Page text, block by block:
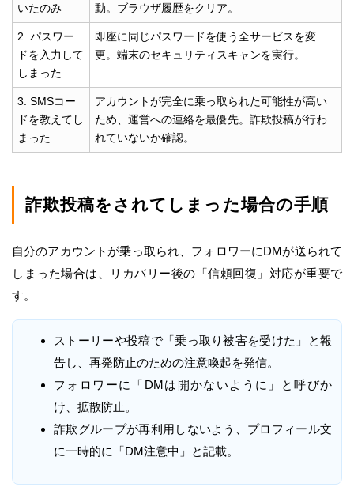
いたのみ
動。ブラウザ履歴をクリア。
2. パスワー
ドを入力して
しまった
即座に同じパスワードを使う全サービスを変
更。端末のセキュリティスキャンを実行。
3. SMSコー
ドを教えてし
まった
アカウントが完全に乗っ取られた可能性が高い
ため、運営への連絡を最優先。詐欺投稿が行わ
れていないか確認。
詐欺投稿をされてしまった場合の手順
自分のアカウントが乗っ取られ、フォロワーにDMが送られて
しまった場合は、リカバリー後の「信頼回復」対応が重要で
す。
ストーリーや投稿で「乗っ取り被害を受けた」と報
告し、再発防止のための注意喚起を発信。
フォロワーに「DMは開かないように」と呼びか
け、拡散防止。
詐欺グループが再利用しないよう、プロフィール文
に一時的に「DM注意中」と記載。